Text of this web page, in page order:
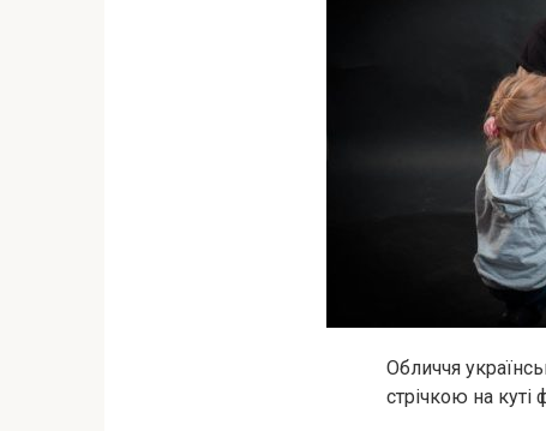
Обличчя
стрічкою на куті